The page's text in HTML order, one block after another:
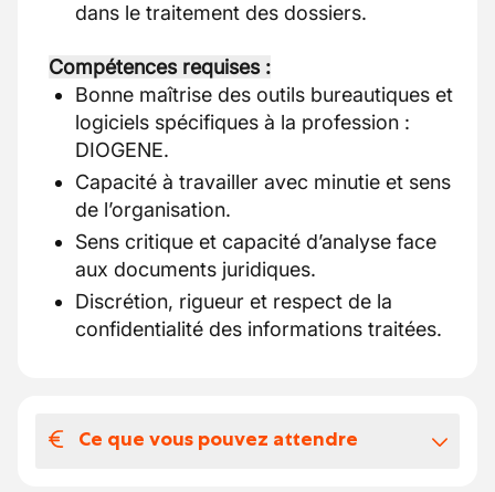
dans le traitement des dossiers.
Compétences requises :
Bonne maîtrise des outils bureautiques et
logiciels spécifiques à la profession :
DIOGENE.
Capacité à travailler avec minutie et sens
de l’organisation.
Sens critique et capacité d’analyse face
aux documents juridiques.
Discrétion, rigueur et respect de la
confidentialité des informations traitées.
Ce que vous pouvez attendre